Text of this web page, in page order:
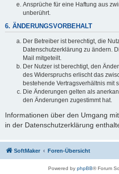
Ansprüche für eine Haftung aus
unberührt.
6. ÄNDERUNGSVORBEHALT
Der Betreiber ist berechtigt, die
Datenschutzerklärung zu ändern.
Mail mitgeteilt.
Der Nutzer ist berechtigt, den
des Widerspruchs erlischt das
bestehende Vertragsverhältnis mit
Die Änderungen gelten als
den Änderungen zugestimmt hat.
Informationen über den Umgang
in der Datenschutzerklärung
SoftMaker Foren-Übersicht
Powered by phpBB® Forum